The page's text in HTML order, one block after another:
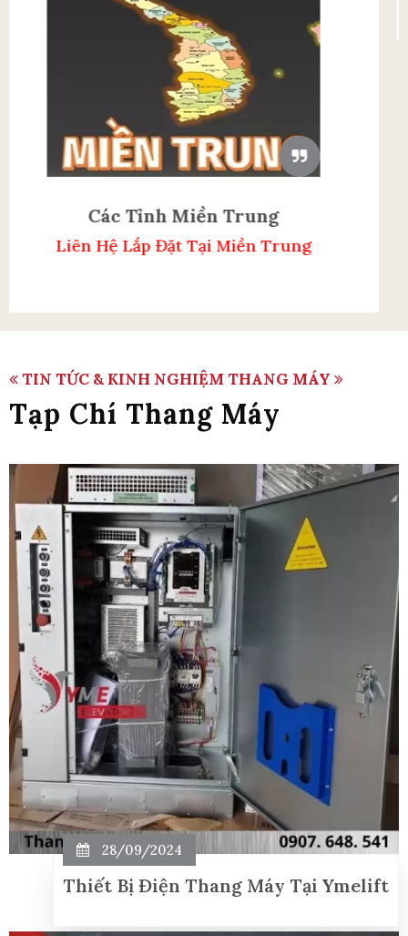
TIN TỨC & KINH NGHIỆM THANG MÁY
Tạp Chí Thang Máy
28/09/2024
Thiết Bị Điện Thang Máy Tại Ymelift